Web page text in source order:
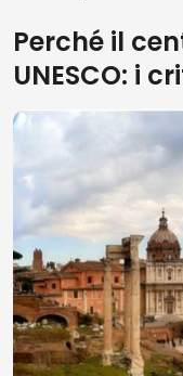
Perché il
UNESCO: i